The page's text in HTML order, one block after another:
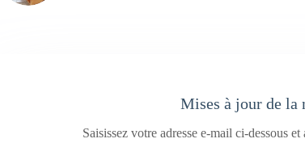
Mises à jour de la
Saisissez votre adresse e-mail ci-dessous